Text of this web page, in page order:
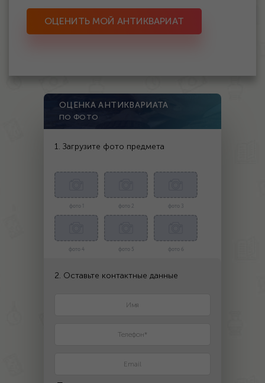
ОЦЕНИТЬ МОЙ АНТИКВАРИАТ
ОЦЕНКА АНТИКВАРИАТА
ПО ФОТО
1. Загрузите фото предмета
фото 1 фото 2 фото 3
фото 4 фото 5 фото 6
2. Оставьте контактные данные